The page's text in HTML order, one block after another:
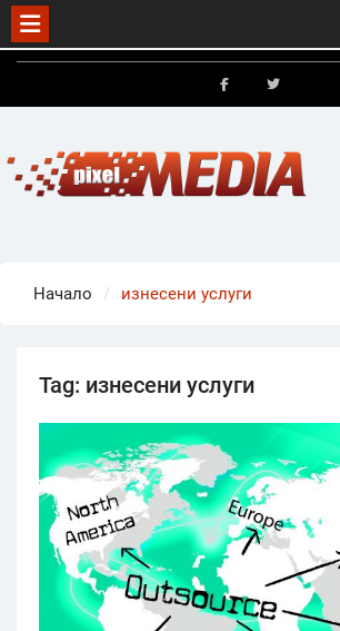
Skip
Начало изнесени услуги
Tag: изнесени услуги